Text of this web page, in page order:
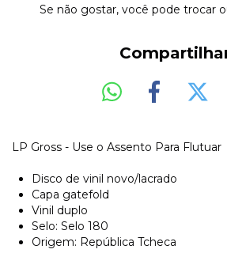
Se não gostar, você pode trocar
LP Gross - Use o Assento Para Flutuar
Disco de vinil novo/lacrado
Capa gatefold
Vinil duplo
Selo: Selo 180
Origem: República Tcheca